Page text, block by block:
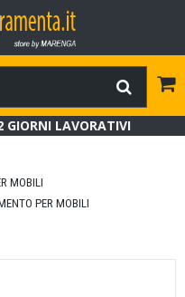
GIORNI LAVORATIVI
MOBILI
PER MOBILI